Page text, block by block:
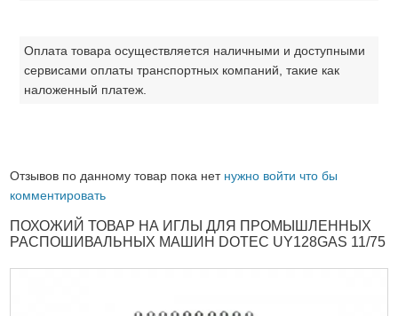
Оплата товара осуществляется наличными и доступными
сервисами оплаты транспортных компаний, такие как
наложенный платеж.
Отзывов по данному товар пока нет нужно войти что бы
комментировать
ПОХОЖИЙ ТОВАР НА ИГЛЫ ДЛЯ ПРОМЫШЛЕННЫХ
РАСПОШИВАЛЬНЫХ МАШИН DOTEC UY128GAS 11/75